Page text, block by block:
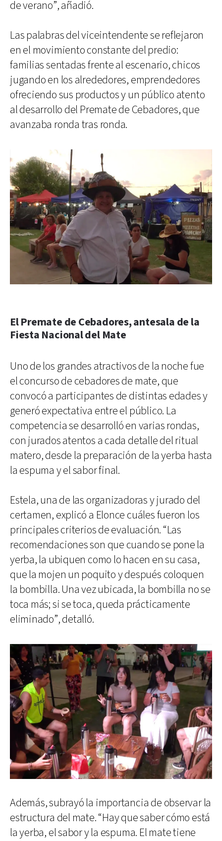
de verano”, añadió.
Las palabras del viceintendente se reflejaron
en el movimiento constante del predio:
familias sentadas frente al escenario, chicos
jugando en los alrededores, emprendedores
ofreciendo sus productos y un público atento
al desarrollo del Premate de Cebadores, que
avanzaba ronda tras ronda.
El Premate de Cebadores, antesala de la
Fiesta Nacional del Mate
Uno de los grandes atractivos de la noche fue
el concurso de cebadores de mate, que
convocó a participantes de distintas edades y
generó expectativa entre el público. La
competencia se desarrolló en varias rondas,
con jurados atentos a cada detalle del ritual
matero, desde la preparación de la yerba hasta
la espuma y el sabor final.
Estela, una de las organizadoras y jurado del
certamen, explicó a Elonce cuáles fueron los
principales criterios de evaluación. “Las
recomendaciones son que cuando se pone la
yerba, la ubiquen como lo hacen en su casa,
que la mojen un poquito y después coloquen
la bombilla. Una vez ubicada, la bombilla no se
toca más; si se toca, queda prácticamente
eliminado”, detalló.
Además, subrayó la importancia de observar la
estructura del mate. “Hay que saber cómo está
la yerba, el sabor y la espuma. El mate tiene